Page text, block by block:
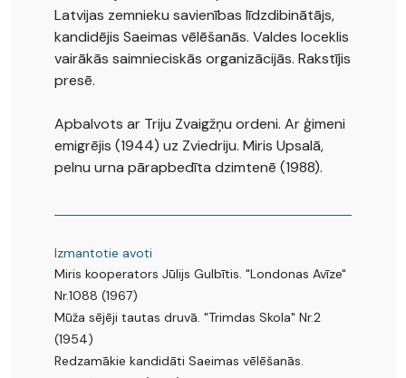
Latvijas zemnieku savienības līdzdibinātājs,
kandidējis Saeimas vēlēšanās. Valdes loceklis
vairākās saimnieciskās organizācijās. Rakstījis
presē.
Apbalvots ar Triju Zvaigžņu ordeni. Ar ģimeni
emigrējis (1944) uz Zviedriju. Miris Upsalā,
pelnu urna pārapbedīta dzimtenē (1988).
Izmantotie avoti
Miris kooperators Jūlijs Gulbītis. "Londonas Avīze"
Nr.1088 (1967)
Mūža sējēji tautas druvā. "Trimdas Skola" Nr.2
(1954)
Redzamākie kandidāti Saeimas vēlēšanās.